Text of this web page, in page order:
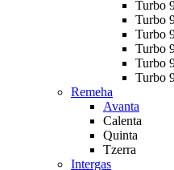
Turbo
Turbo
Turbo
Turbo
Turbo
Turbo
Remeha
Avanta
Calenta
Quinta
Tzerra
Intergas